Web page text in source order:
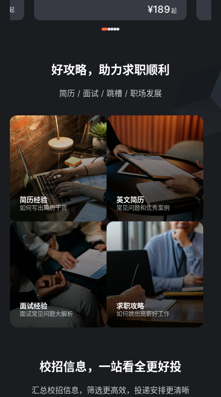
起
Web 3.0
¥189起
好攻略，助力求职顺利
简历 / 面试 / 跳槽 / 职场发展
简历经验
如何写出简历干货
英文简历
常见问题和优秀案例
面试经验
面试常见问题大解析
求职攻略
如何跳出高薪好工作
校招信息，一站看全更好投
汇总校招信息，筛选更高效，投递安排更清晰